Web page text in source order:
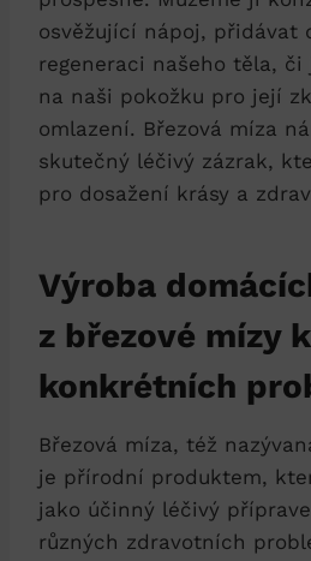
osvěžující nápoj, přidávat
regeneraci našeho těla,
na naši pokožku pro její
omlazení. Březová míza
skutečný léčivý zázrak,
pro dosažení krásy a
Výroba
z březové mízy
konkrétních
Březová míza, též
je přírodní produktem,
jako účinný léčivý
různých zdravotních